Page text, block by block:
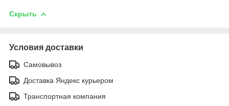
Скрыть
Условия доставки
Самовывоз
Доставка Яндекс курьером
Транспортная компания